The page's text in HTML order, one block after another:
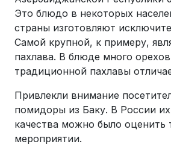
Это блюдо в некоторых
страны изготовляют
Самой крупной, к примеру,
пахлава. В блюде много
традиционной пахлавы
Привлекли внимание
помидоры из Баку. В России
качества можно было оценить
мероприятии.